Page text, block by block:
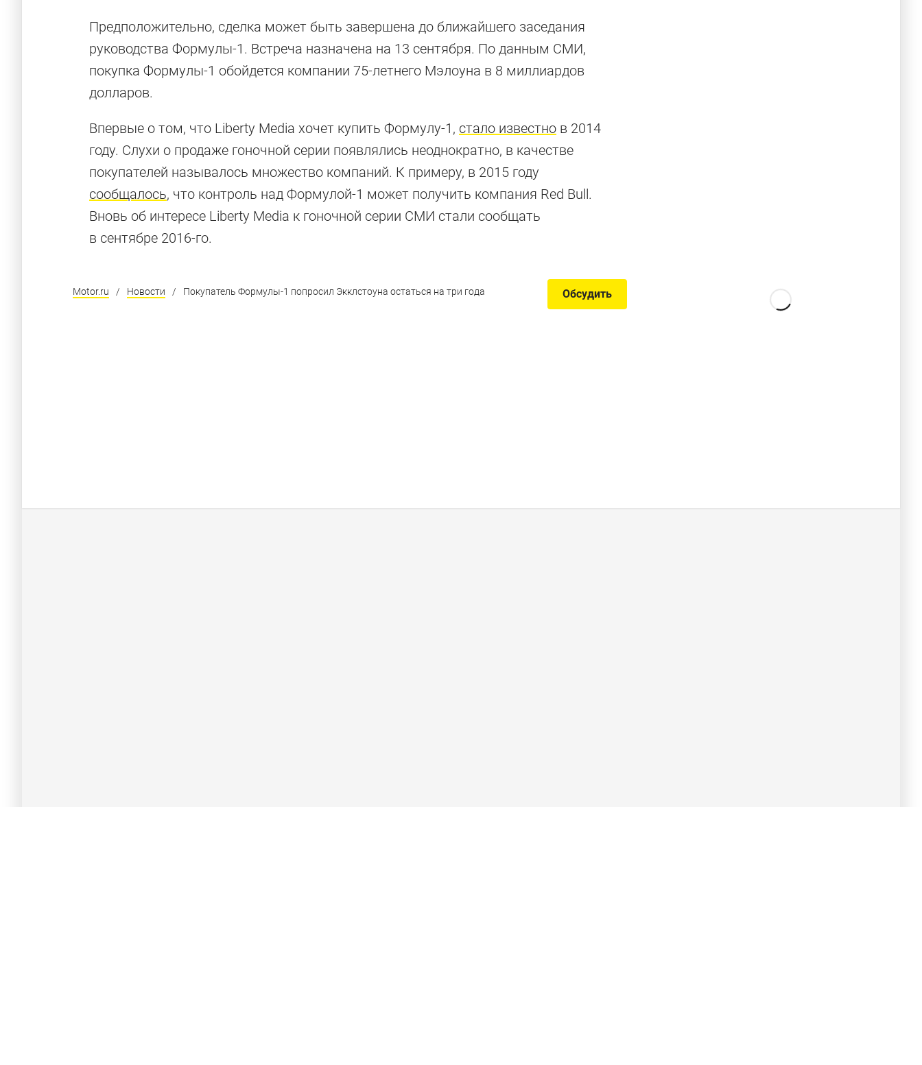
Предположительно, сделка может быть завершена до ближайшего заседания
руководства Формулы-1. Встреча назначена на 13 сентября. По данным СМИ,
покупка Формулы-1 обойдется компании 75-летнего Мэлоуна в 8 миллиардов
долларов.
Впервые о том, что Liberty Media хочет купить Формулу-1, стало известно в 2014
году. Слухи о продаже гоночной серии появлялись неоднократно, в качестве
покупателей называлось множество компаний. К примеру, в 2015 году
сообщалось, что контроль над Формулой-1 может получить компания Red Bull.
Вновь об интересе Liberty Media к гоночной серии СМИ стали сообщать
в сентябре 2016-го.
Обсудить
Motor.ru / Новости / Покупатель Формулы-1 попросил Экклстоуна остаться на три года